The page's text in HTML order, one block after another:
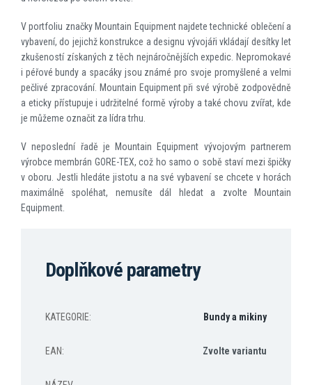
V portfoliu značky Mountain Equipment najdete technické oblečení a
vybavení, do jejichž konstrukce a designu vývojáři vkládají desítky let
zkušeností získaných z těch nejnáročnějších expedic. Nepromokavé
i péřové bundy a spacáky jsou známé pro svoje promyšlené a velmi
pečlivé zpracování. Mountain Equipment při své výrobě zodpovědně
a eticky přístupuje i udržitelné formě výroby a také chovu zvířat, kde
je můžeme označit za lídra trhu.
V neposlední řadě je Mountain Equipment vývojovým partnerem
výrobce membrán GORE-TEX, což ho samo o sobě staví mezi špičky
v oboru. Jestli hledáte jistotu a na své vybavení se chcete v horách
maximálně spoléhat, nemusíte dál hledat a zvolte Mountain
Equipment.
Doplňkové parametry
KATEGORIE: Bundy a mikiny
EAN: Zvolte variantu